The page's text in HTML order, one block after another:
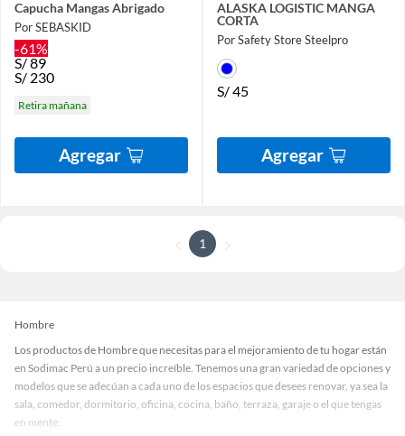
Capucha Mangas Abrigado
Por SEBASKID
-61%
S/89
S/ 230
Retira mañana
Agregar
ALASKA LOGISTIC MANGA
CORTA
Por Safety Store Steelpro
S/45
Agregar
1
Hombre
Los productos de Hombre que necesitas para el mejoramiento de tu hogar están
en Sodimac Perú a un precio increíble. Tenemos una gran variedad de opciones y
modelos que se adecúan a cada uno de los espacios que desees renovar, ya sea la
sala, comedor, dormitorio, oficina, cocina, baño, terraza, garaje o el que tengas
en mente.